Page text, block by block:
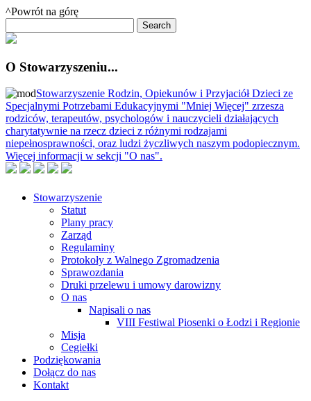
^Powrót na górę
O Stowarzyszeniu...
Stowarzyszenie Rodzin, Opiekunów i Przyjaciół Dzieci ze
Specjalnymi Potrzebami Edukacyjnymi "Mniej Więcej" zrzesza
rodziców, terapeutów, psychologów i nauczycieli działających
charytatywnie na rzecz dzieci z różnymi rodzajami
niepełnosprawności, oraz ludzi życzliwych naszym podopiecznym.
Więcej informacji w sekcji "O nas".
Stowarzyszenie
Statut
Plany pracy
Zarząd
Regulaminy
Protokoły z Walnego Zgromadzenia
Sprawozdania
Druki przelewu i umowy darowizny
O nas
Napisali o nas
VIII Festiwal Piosenki o Łodzi i Regionie
Misja
Cegiełki
Podziękowania
Dołącz do nas
Kontakt